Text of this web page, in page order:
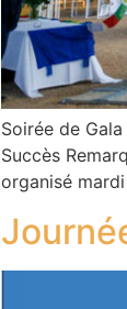
Soirée de
Succès
organisé